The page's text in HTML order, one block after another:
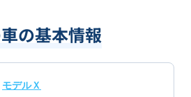
の基本情報
モデルＸ